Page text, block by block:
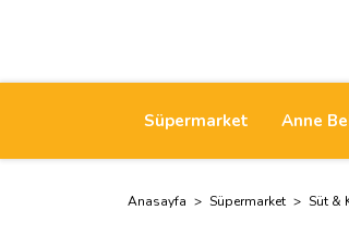
Süpermarket Anne
Anasayfa Süpermarket Süt &